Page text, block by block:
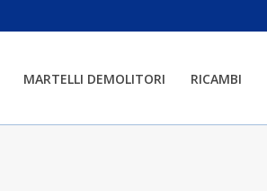
MARTELLI DEMOLITORI RICAMBI